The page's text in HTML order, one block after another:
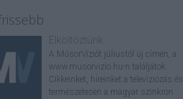
Elköltöztünk
A MűsorVíziót júliustól új címen, a
www.musorvizio.hu-n találjátok.
Cikkeinket, híreinket a televíziózás és
természetesen a magyar szinkron